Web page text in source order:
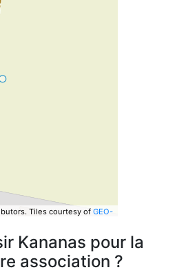
Tiles courtesy of GEO-
Kananas pour la
association ?